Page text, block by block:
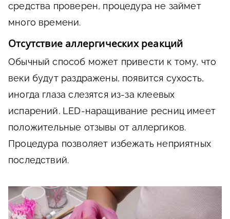
средства проверен, процедура не займет
много времени.
Отсутствие аллергических реакций
Обычный способ может привести к тому, что
веки будут раздражены, появится сухость,
иногда глаза слезятся из-за клеевых
испарений. LED-наращивание ресниц имеет
положительные отзывы от аллергиков.
Процедура позволяет избежать неприятных
последствий.